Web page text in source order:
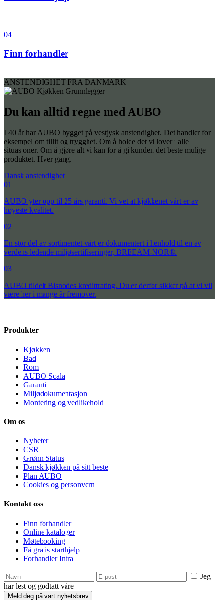
04
Finn forhandler
ANSTENDIGHET FRA DANMARK
Du kan alltid regne med AUBO
I 40 år har AUBO bygget på vestjysk anstendighet. Det handler for
eksempel om tillit og trygghet. Om å holde det vi lover i alle
situasjoner. Om å gjøre alt vi kan for å gi kunden det beste mulige
produktet. Hver gang.
Dansk anstendighet
01
AUBO yter opp til 25 års garanti. Vi vet at kjøkkenet vårt er av
høyeste kvalitet.
02
En stor del av sortimentet vårt er dokumentert i henhold til en av
verdens ledende miljøsertifiseringer, BREEAM-NOR®.
03
AUBO tildelt Bisnodes kredittrating. Du er derfor sikker på at vi vil
være her i mange år fremover.
Produkter
Kjøkken
Bad
Rom
AUBO Scala
Garanti
Miljødokumentasjon
Montering og vedlikehold
Om os
Nyheter
CSR
Grønn Status
Dansk kjøkken på sitt beste
Plan AUBO
Cookies og personvern
Kontakt oss
Finn forhandler
Online kataloger
Møtebooking
Få gratis starthjelp
Forhandler Intra
Jeg
har lest og godtatt våre